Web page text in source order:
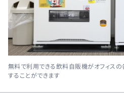
無料で利用できる飲料自販機がオフィス
することができます